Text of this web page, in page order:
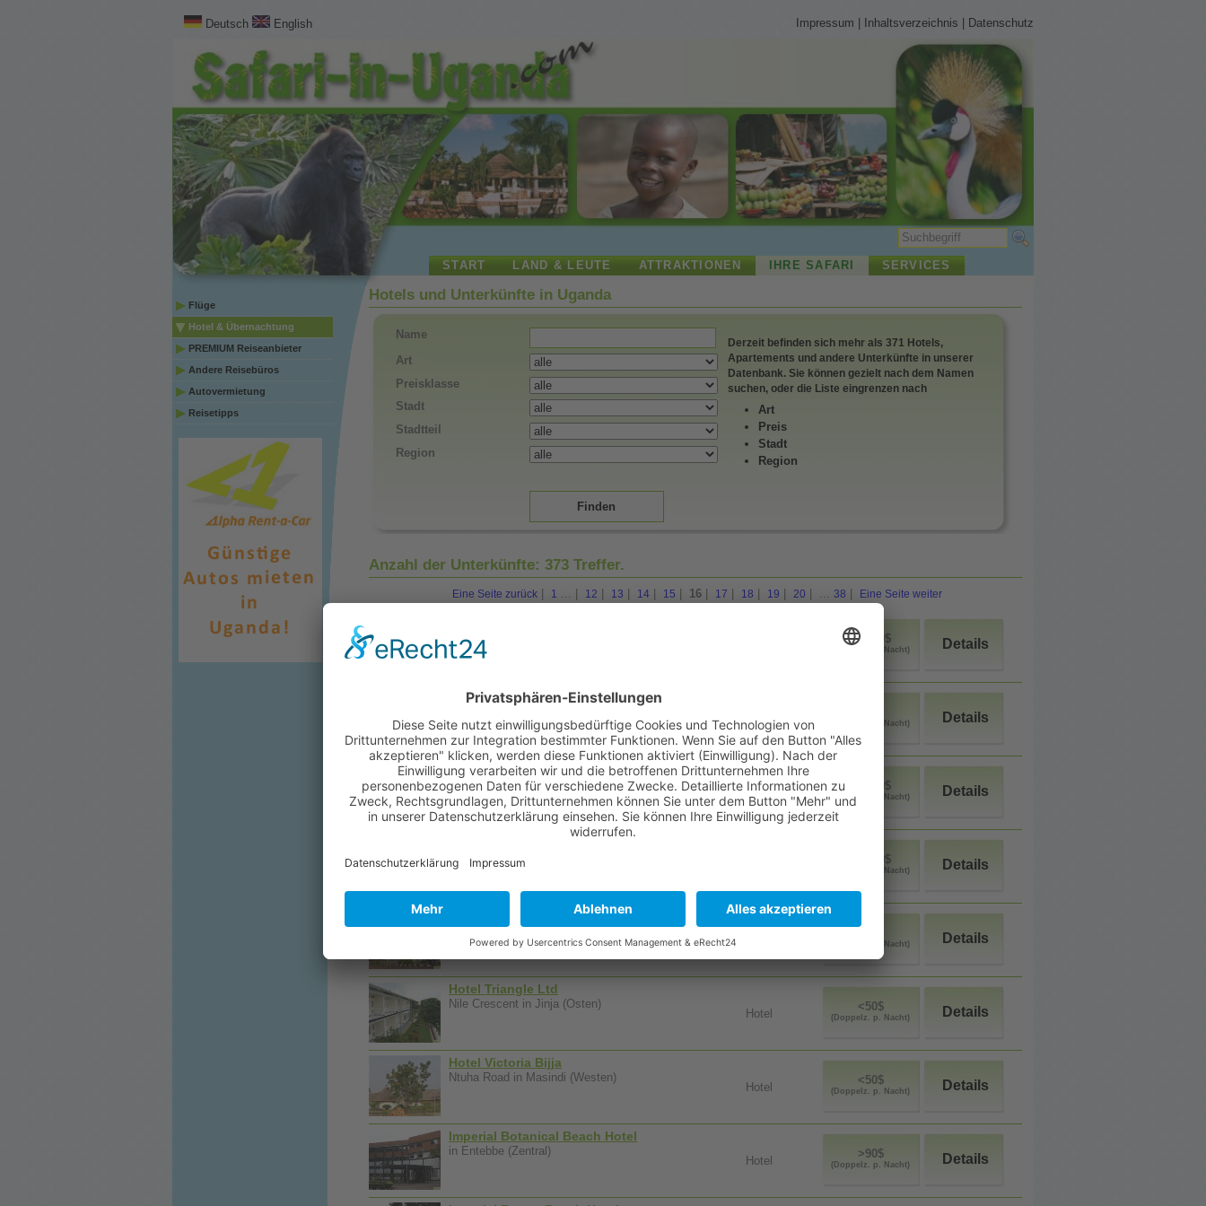
Deutsch English Impressum Inhaltsverzeichnis Datenschutz
START LAND & LEUTE ATTRAKTIONEN IHRE SAFARI SERVICES
Flüge
Hotel & Übernachtung
PREMIUM Reiseanbieter
Andere Reisebüros
Autovermietung
Reisetipps
Hotels und Unterkünfte in Uganda
Derzeit befinden sich mehr als 371 Hotels,
Apartements und andere Unterkünfte in unserer
Datenbank. Sie können gezielt nach dem Namen
suchen, oder die Liste eingrenzen nach
Art
Preis
Stadt
Region
Name
Art
Preisklasse
Stadt
Stadtteil
Region
Anzahl der Unterkünfte:373 Treffer.
Eine Seite zurück 1 ... 12 13 14 15 16| 17 18 19 20 ... 38 Eine Seite weiter
25, Kiira Lane in Jinja (Osten) 50$-90$
(Doppelz. p. Nacht) Details
Hotel Ravi Raj International
24, Hoima Road in Kampala (Zentral)
Hotel (Doppelz. p. Nacht) Details
Hotel RestVille Ltd.
43, Bumboi Road in Mbale (Osten)
Hotel
50$-90$
(Doppelz. p. Nacht) Details
3, Kintu Road in Kampala (Zentral) 50$-90$
(Doppelz. p. Nacht) Details
Ggaba Road in Kampala (Zentral)
(Doppelz. p. Nacht) Details
Hotel Triangle Ltd
Nile Crescent in Jinja (Osten)
Hotel
<50$
(Doppelz. p. Nacht) Details
Hotel Victoria Bijja
Ntuha Road in Masindi (Westen)
Hotel
<50$
(Doppelz. p. Nacht) Details
Imperial Botanical Beach Hotel
in Entebbe (Zentral)
Hotel
>90$
(Doppelz. p. Nacht) Details